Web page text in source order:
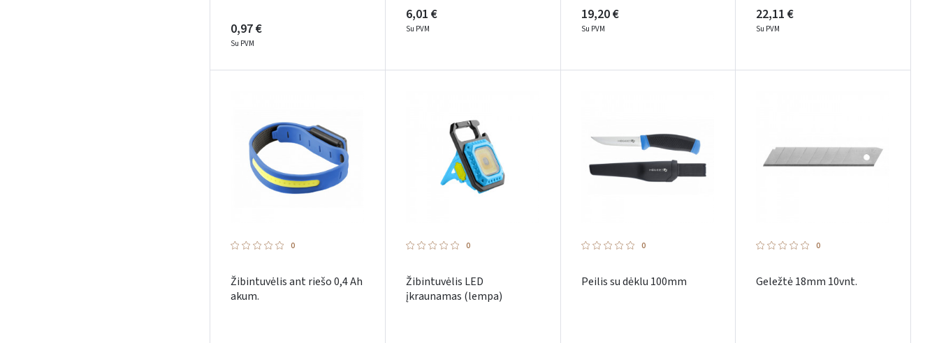
0,97 €
Su PVM
6,01 €
Su PVM
19,20 €
Su PVM
22,11 €
Su PVM
0
Žibintuvėlis ant riešo 0,4 Ah
akum.
0
Žibintuvėlis LED
įkraunamas (lempa)
0
Peilis su dėklu 100mm
0
Geležtė 18mm 10vnt.